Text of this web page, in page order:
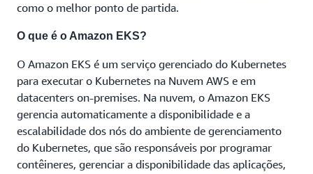
como o melhor ponto de partida.
O que é o Amazon EKS?
O Amazon EKS é um serviço gerenciado do Kubernetes
para executar o Kubernetes na Nuvem AWS e em
datacenters on-premises. Na nuvem, o Amazon EKS
gerencia automaticamente a disponibilidade e a
escalabilidade dos nós do ambiente de gerenciamento
do Kubernetes, que são responsáveis por programar
contêineres, gerenciar a disponibilidade das aplicações,